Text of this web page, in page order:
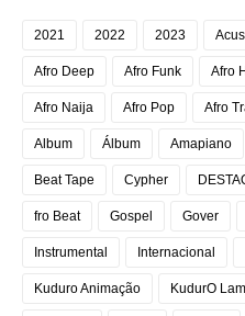
2021 2022 2023
Afro Deep Afro Funk Afro
Afro Naija Afro Pop Afro
Album Álbum Amapiano
Beat Tape Cypher
fro Beat Gospel Gover
Instrumental Internacional
Kuduro Animação KudurO